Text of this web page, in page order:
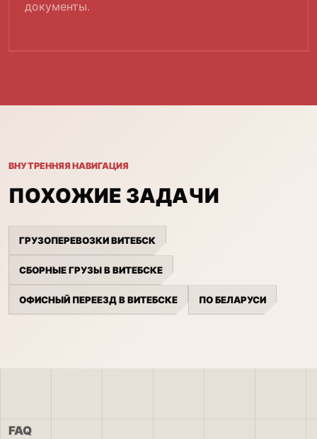
документы.
ВНУТРЕННЯЯ НАВИГАЦИЯ
ПОХОЖИЕ ЗАДАЧИ
ГРУЗОПЕРЕВОЗКИ ВИТЕБСК
СБОРНЫЕ ГРУЗЫ В ВИТЕБСКЕ
ОФИСНЫЙ ПЕРЕЕЗД В ВИТЕБСКЕ ПО БЕЛАРУСИ
FAQ